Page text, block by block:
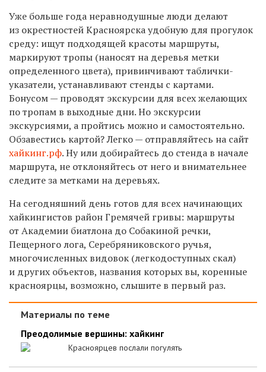
Уже больше года неравнодушные люди делают
из окрестностей Красноярска удобную для прогулок
среду: ищут подходящей красоты маршруты,
маркируют тропы (наносят на деревья метки
определенного цвета), привинчивают таблички-
указатели, устанавливают стенды с картами.
Бонусом — проводят экскурсии для всех желающих
по тропам в выходные дни. Но экскурсии
экскурсиями, а пройтись можно и самостоятельно.
Обзавестись картой? Легко — отправляйтесь на сайт
хайкинг.рф. Ну или добирайтесь до стенда в начале
маршрута, не отклоняйтесь от него и внимательнее
следите за метками на деревьях.
На сегодняшний день готов для всех начинающих
хайкингистов район Гремячей гривы: маршруты
от Академии биатлона до Собакиной речки,
Пещерного лога, Серебряниковского ручья,
многочисленных видовок (легкодоступных скал)
и других объектов, названия которых вы, коренные
красноярцы, возможно, слышите в первый раз.
Материалы по теме
Преодолимые вершины: хайкинг
Красноярцев послали погулять